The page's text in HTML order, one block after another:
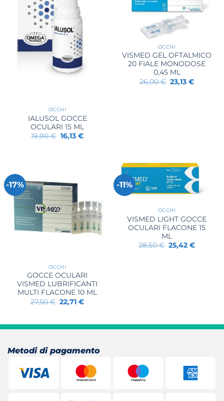
OCCHI
IALUSOL GOCCE
OCULARI 15 ML
19,90€ Il
prezzo
16,13 €Il
OCCHI
VISMED GEL OFTALMICO
20 FIALE MONODOSE
0,45 ML
26,00€ Il
prezzo
23,13€Il
-17%
OCCHI
GOCCE OCULARI
VISMED LUBRIFICANTI
MULTI FLACONE 10 ML
27,50€ Il
prezzo
22,71€Il
-11%
OCCHI
VISMED LIGHT GOCCE
OCULARI FLACONE 15
ML
28,50€ Il
prezzo
25,42€Il
Metodi di pagamento